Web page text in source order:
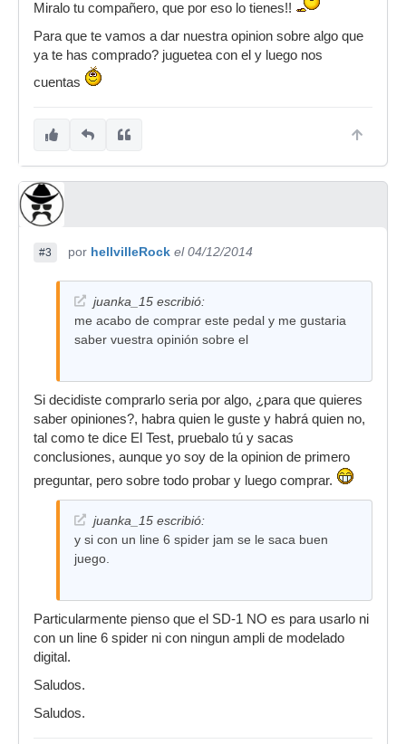
Miralo tu compañero, que por eso lo tienes!!
Para que te vamos a dar nuestra opinion sobre algo que
ya te has comprado? juguetea con el y luego nos
cuentas
#3 por hellvilleRock el 04/12/2014
juanka_15 escribió:
me acabo de comprar este pedal y me gustaria
saber vuestra opinión sobre el
Si decidiste comprarlo seria por algo, ¿para que quieres
saber opiniones?, habra quien le guste y habrá quien no,
tal como te dice El Test, pruebalo tú y sacas
conclusiones, aunque yo soy de la opinion de primero
preguntar, pero sobre todo probar y luego comprar.
juanka_15 escribió:
y si con un line 6 spider jam se le saca buen
juego.
Particularmente pienso que el SD-1 NO es para usarlo ni
con un line 6 spider ni con ningun ampli de modelado
digital.
Saludos.
Saludos.